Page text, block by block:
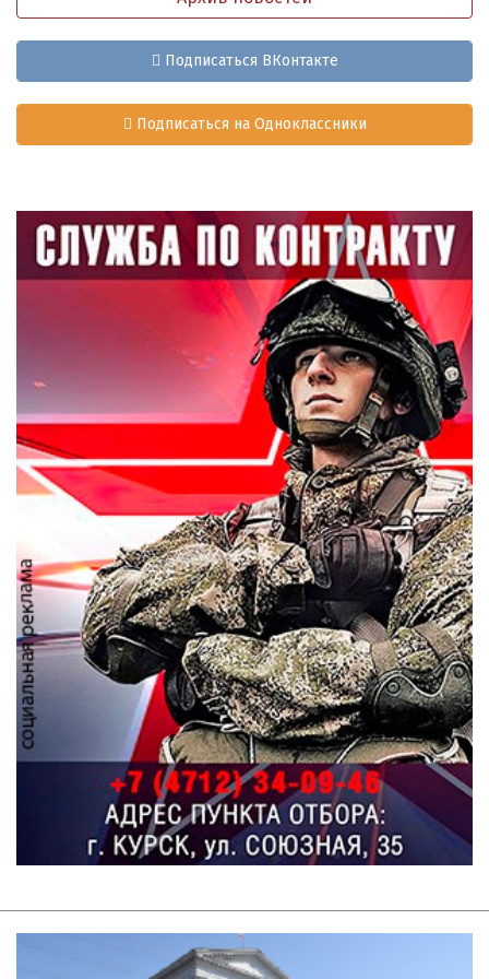
Подписаться ВКонтакте
Подписаться на Одноклассники